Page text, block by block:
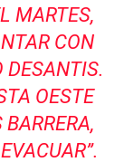
MARTES,
CON
DESANTIS.
OESTE